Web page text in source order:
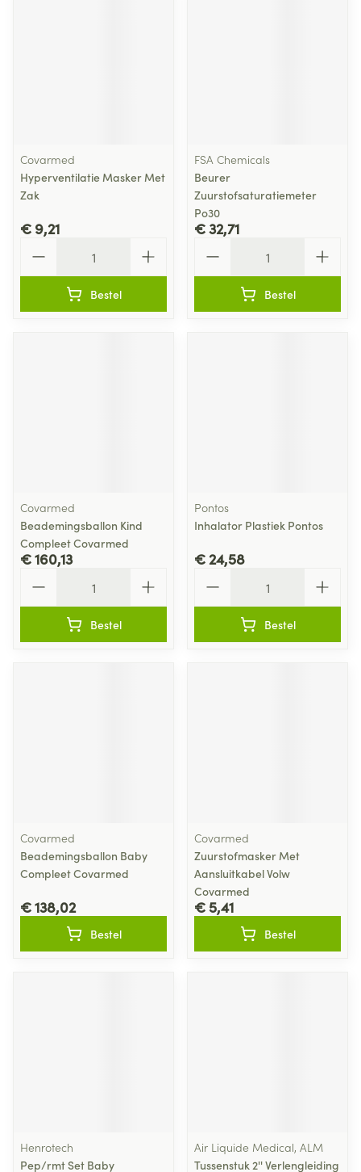
Covarmed
Hyperventilatie Masker Met
Zak
€ 9,21
Bestel
FSA Chemicals
Beurer
Zuurstofsaturatiemeter
Po30
€ 32,71
Bestel
Covarmed
Beademingsballon Kind
Compleet Covarmed
€ 160,13
Bestel
Pontos
Inhalator Plastiek Pontos
€ 24,58
Bestel
Covarmed
Beademingsballon Baby
Compleet Covarmed
€ 138,02
Bestel
Covarmed
Zuurstofmasker Met
Aansluitkabel Volw
Covarmed
€ 5,41
Bestel
Henrotech
Pep/rmt Set Baby
Air Liquide Medical, ALM
Tussenstuk 2'' Verlengleiding